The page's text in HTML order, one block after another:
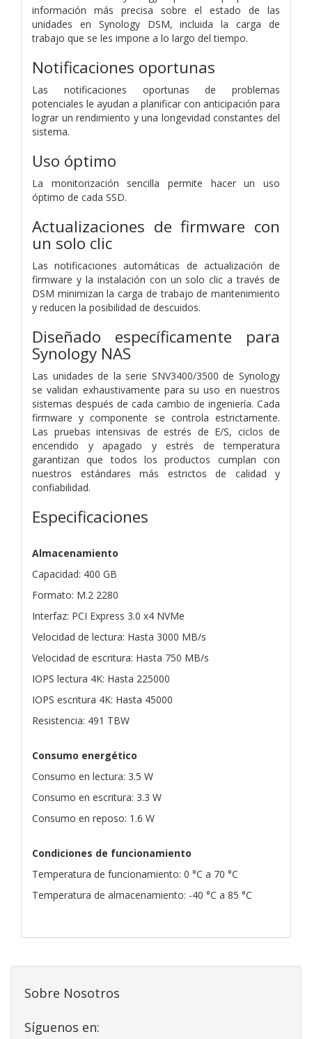
información más precisa sobre el estado de las
unidades en Synology DSM, incluida la carga de
trabajo que se les impone a lo largo del tiempo.
Notificaciones oportunas
Las notificaciones oportunas de problemas
potenciales le ayudan a planificar con anticipación para
lograr un rendimiento y una longevidad constantes del
sistema.
Uso óptimo
La monitorización sencilla permite hacer un uso
óptimo de cada SSD.
Actualizaciones de firmware con
un solo clic
Las notificaciones automáticas de actualización de
firmware y la instalación con un solo clic a través de
DSM minimizan la carga de trabajo de mantenimiento
y reducen la posibilidad de descuidos.
Diseñado específicamente para
Synology NAS
Las unidades de la serie SNV3400/3500 de Synology
se validan exhaustivamente para su uso en nuestros
sistemas después de cada cambio de ingeniería. Cada
firmware y componente se controla estrictamente.
Las pruebas intensivas de estrés de E/S, ciclos de
encendido y apagado y estrés de temperatura
garantizan que todos los productos cumplan con
nuestros estándares más estrictos de calidad y
confiabilidad.
Especificaciones
Almacenamiento
Capacidad: 400 GB
Formato: M.2 2280
Interfaz: PCI Express 3.0 x4 NVMe
Velocidad de lectura: Hasta 3000 MB/s
Velocidad de escritura: Hasta 750 MB/s
IOPS lectura 4K: Hasta 225000
IOPS escritura 4K: Hasta 45000
Resistencia: 491 TBW
Consumo energético
Consumo en lectura: 3.5 W
Consumo en escritura: 3.3 W
Consumo en reposo: 1.6 W
Condiciones de funcionamiento
Temperatura de funcionamiento: 0 °C a 70 °C
Temperatura de almacenamiento: -40 °C a 85 °C
Sobre Nosotros
Síguenos en: